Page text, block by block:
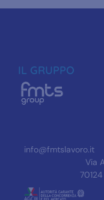
IL GRUPPO
info@fmtslavoro.it
Via